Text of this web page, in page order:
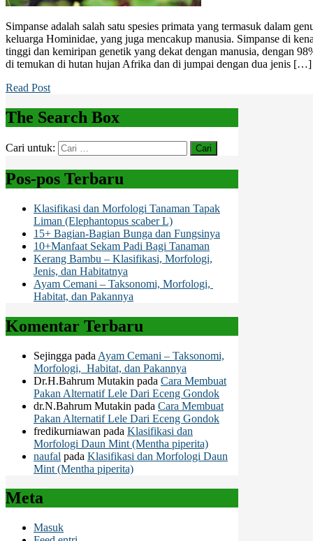
Simpanse adalah salah satu spesies primata yang termasuk dalam
keluarga Hominidae, yang juga mencakup manusia. Simpanse di
tinggi dan kemiripan genetik yang dekat dengan manusia, dengan
di temukan di hutan hujan Afrika dan di jumpai dengan dua jenis […]
Read Post
The Search Box
Cari untuk:
Pos-pos Terbaru
Klasifikasi dan Morfologi Tanaman Tapak
Liman (Elephantopus scaber L)
15+ Bagian-Bagian Bunga dan Fungsinya
10+Manfaat Sekam Padi Bagi Tanaman
Kerang Bambu – Klasifikasi, Morfologi,
Jenis, dan Habitatnya
Ayam Cemani – Taksonomi, Morfologi,
Habitat, dan Pakannya
Komentar Terbaru
Sejingga pada Ayam Cemani – Taksonomi,
Morfologi, Habitat, dan Pakannya
Dr.H.Bahrum Mutakin pada Cara Membuat
Pakan Alternatif Lele Dari Eceng Gondok
dr.N.Bahrum Mutakin pada Cara Membuat
Pakan Alternatif Lele Dari Eceng Gondok
fredikurniawan pada Klasifikasi dan
Morfologi Daun Mint (Mentha piperita)
naufal pada Klasifikasi dan Morfologi Daun
Mint (Mentha piperita)
Meta
Masuk